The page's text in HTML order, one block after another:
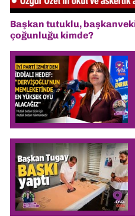
Başkan tutuklu,
çoğunluğu kimde?